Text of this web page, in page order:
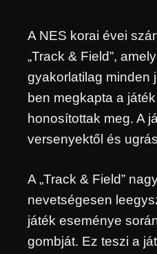
A NES korai évei
„Track & Field”,
gyakorlatilag minden
ben megkapta a
honosítottak meg. A
versenyektől és
A „Track & Field”
nevetségesen
játék eseménye
gombját. Ez teszi a